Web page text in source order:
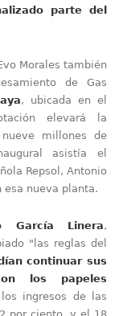
parte del
Morales también
de Gas
, ubicada en el
elevará la
millones de
asistía el
Repsol, Antonio
esa nueva planta.
García Linera,
"las reglas del
continuar sus
los papeles
ingresos de las